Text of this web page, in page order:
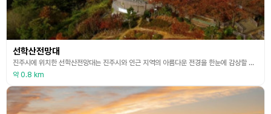
선학산전망대
진주시에 위치한 선학산전망대는 진주시와 인근 지역의 아름다운 전경을 한눈에 감상할 수 있는 명소이다. 선학산과 그 주변의 자연경관을 조망할 수 있으며, 특히 일출과 일몰 시각에 방문하면 장관을 이룬다. 정상 바로 아래에는 남강과 진주 시내가 한눈에 보여 전망이 좋고 시가지와 접근성이 좋아 이곳 주민들의 문화공간으로 자리 잡은 곳이다. 주변에는 산책로와 휴식 공간이 조성되어 있어 가족 단위 방문객들이나 가벼운 트레킹, 여가를 즐기기에도 적합하다. 자연과
약 0.8 km